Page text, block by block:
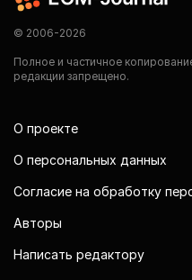
© 2006-2026
Полное и частичное
редакции запрещено.
О проекте
О персональных данных
Согласие на обработку
Авторы
Написать редактору